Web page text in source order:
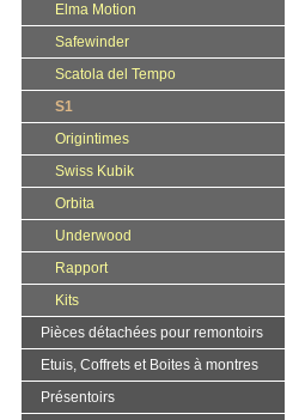
Elma Motion
Safewinder
Scatola del Tempo
S1
Origintimes
Swiss Kubik
Orbita
Underwood
Rapport
Kits
Pièces détachées pour remontoirs
Etuis, Coffrets et Boites à montres
Présentoirs